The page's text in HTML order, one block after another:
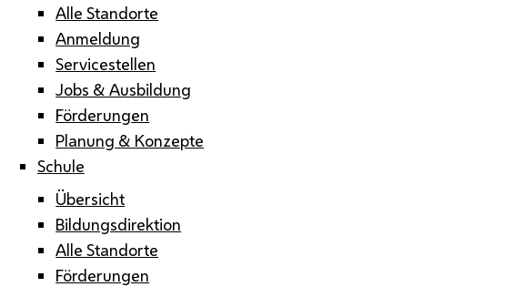
Alle Standorte
Anmeldung
Servicestellen
Jobs & Ausbildung
Förderungen
Planung & Konzepte
Schule
Übersicht
Bildungsdirektion
Alle Standorte
Förderungen